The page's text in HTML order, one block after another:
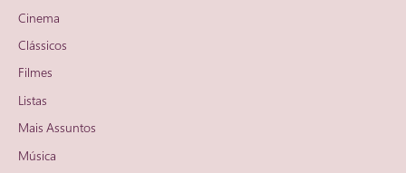
Cinema
Clássicos
Filmes
Listas
Mais Assuntos
Música